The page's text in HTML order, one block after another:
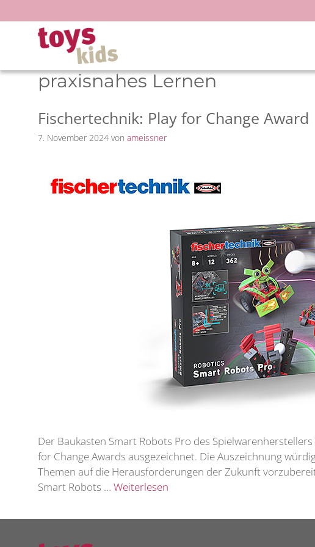
Inhalt
springen
praxisnahes Lernen
Fischertechnik: Play for Change Award
7. November 2024 von ameissner
Der Baukasten Smart Robots Pro des
for Change Awards ausgezeichnet. Die Auszeichnung
Themen auf die Herausforderungen der Zukunft
Smart Robots … Weiterlesen